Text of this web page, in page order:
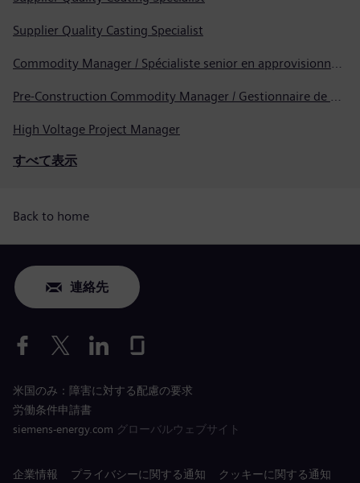
Supplier Quality Casting Specialist
Commodity Manager / Spécialiste senior en approvisionnement
Pre-Construction Commodity Manager / Gestionnaire de produits avant la construction
High Voltage Project Manager
すべて表示
Back to home
連絡先
米国のみ：障害に対する配慮の要求
労働条件申請書
siemens-energy.com グローバルウェブサイト
企業情報 プライバシーに関する通知 クッキーに関する通知